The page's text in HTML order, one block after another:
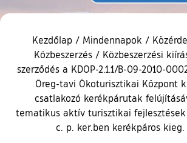
Kezdőlap / Mindennapok /
Közbeszerzés / Közbeszerzési
szerződés a KDOP-2.1.1/B-09-2010-
Öreg-tavi Ökoturisztikai Központ
csatlakozó kerékpárutak
tematikus aktív turisztikai fejlesztések
c. p. ker.ben kerékpáros kieg.